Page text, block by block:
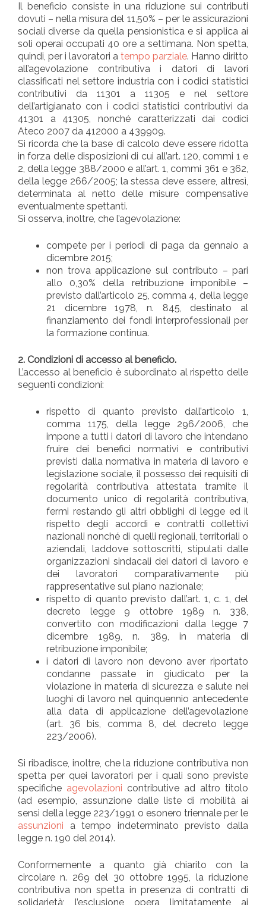
Il beneficio consiste in una riduzione sui contributi
dovuti – nella misura del 11,50% – per le assicurazioni
sociali diverse da quella pensionistica e si applica ai
soli operai occupati 40 ore a settimana. Non spetta,
quindi, per i lavoratori a tempo parziale. Hanno diritto
all’agevolazione contributiva i datori di lavori
classificati nel settore industria con i codici statistici
contributivi da 11301 a 11305 e nel settore
dell’artigianato con i codici statistici contributivi da
41301 a 41305, nonché caratterizzati dai codici
Ateco 2007 da 412000 a 439909.
Si ricorda che la base di calcolo deve essere ridotta
in forza delle disposizioni di cui all’art. 120, commi 1 e
2, della legge 388/2000 e all’art. 1, commi 361 e 362,
della legge 266/2005; la stessa deve essere, altresì,
determinata al netto delle misure compensative
eventualmente spettanti.
Si osserva, inoltre, che l’agevolazione:
compete per i periodi di paga da gennaio a
dicembre 2015;
non trova applicazione sul contributo – pari
allo 0,30% della retribuzione imponibile –
previsto dall’articolo 25, comma 4, della legge
21 dicembre 1978, n. 845, destinato al
finanziamento dei fondi interprofessionali per
la formazione continua.
2. Condizioni di accesso al beneficio.
L’accesso al beneficio è subordinato al rispetto delle
seguenti condizioni:
rispetto di quanto previsto dall’articolo 1,
comma 1175, della legge 296/2006, che
impone a tutti i datori di lavoro che intendano
fruire dei benefici normativi e contributivi
previsti dalla normativa in materia di lavoro e
legislazione sociale, il possesso dei requisiti di
regolarità contributiva attestata tramite il
documento unico di regolarità contributiva,
fermi restando gli altri obblighi di legge ed il
rispetto degli accordi e contratti collettivi
nazionali nonché di quelli regionali, territoriali o
aziendali, laddove sottoscritti, stipulati dalle
organizzazioni sindacali dei datori di lavoro e
dei lavoratori comparativamente più
rappresentative sul piano nazionale;
rispetto di quanto previsto dall’art. 1, c. 1, del
decreto legge 9 ottobre 1989 n. 338,
convertito con modificazioni dalla legge 7
dicembre 1989, n. 389, in materia di
retribuzione imponibile;
i datori di lavoro non devono aver riportato
condanne passate in giudicato per la
violazione in materia di sicurezza e salute nei
luoghi di lavoro nel quinquennio antecedente
alla data di applicazione dell’agevolazione
(art. 36 bis, comma 8, del decreto legge
223/2006).
Si ribadisce, inoltre, che la riduzione contributiva non
spetta per quei lavoratori per i quali sono previste
specifiche agevolazioni contributive ad altro titolo
(ad esempio, assunzione dalle liste di mobilità ai
sensi della legge 223/1991 o esonero triennale per le
assunzioni a tempo indeterminato previsto dalla
legge n. 190 del 2014).
Conformemente a quanto già chiarito con la
circolare n. 269 del 30 ottobre 1995, la riduzione
contributiva non spetta in presenza di contratti di
solidarietà; l’esclusione opera limitatamente ai